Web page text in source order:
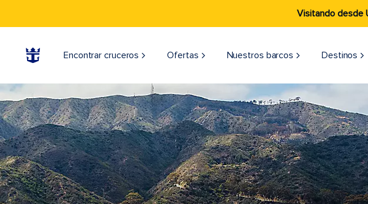
Visitando desde
Encontrar cruceros Ofertas Nuestros barcos Destinos